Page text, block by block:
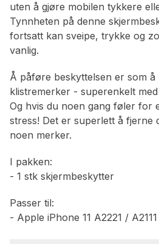
uten å gjøre mobilen tykkere
Tynnheten på denne
fortsatt kan sveipe, trykke og
vanlig.
Å påføre beskyttelsen er som å
klistremerker - superenkelt
Og hvis du noen gang føler for
stress! Det er superlett å fjerne
noen merker.
I pakken:
- 1 stk skjermbeskytter
Passer til:
- Apple iPhone 11 A2221 /